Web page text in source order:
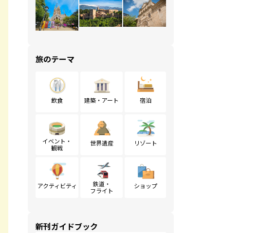
旅のテーマ
飲食 建築・アート 宿泊
イベント・
観戦
世界遺産 リゾート
アクティビティ
鉄道・
フライト
ショップ
新刊ガイドブック